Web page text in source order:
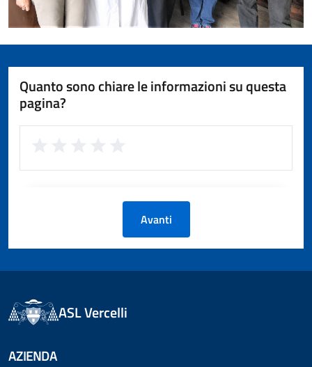
Quanto sono chiare le informazioni su questa
pagina?
Avanti
ASL Vercelli
AZIENDA